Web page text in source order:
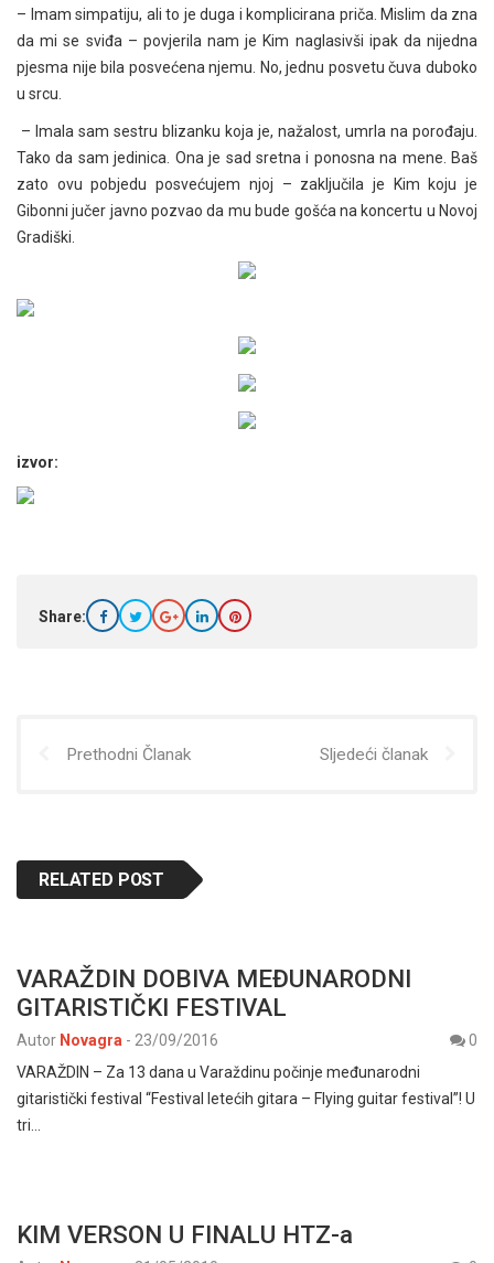
– Imam simpatiju, ali to je duga i komplicirana priča. Mislim da zna
da mi se sviđa – povjerila nam je Kim naglasivši ipak da nijedna
pjesma nije bila posvećena njemu. No, jednu posvetu čuva duboko
u srcu.
– Imala sam sestru blizanku koja je, nažalost, umrla na porođaju.
Tako da sam jedinica. Ona je sad sretna i ponosna na mene. Baš
zato ovu pobjedu posvećujem njoj – zaključila je Kim koju je
Gibonni jučer javno pozvao da mu bude gošća na koncertu u Novoj
Gradiški.
izvor:
Share:
Prethodni Članak Sljedeći članak
RELATED POST
VARAŽDIN DOBIVA MEĐUNARODNI
GITARISTIČKI FESTIVAL
Autor Novagra - 23/09/2016
0
VARAŽDIN – Za 13 dana u Varaždinu počinje međunarodni
gitaristički festival “Festival letećih gitara – Flying guitar festival”! U
tri…
KIM VERSON U FINALU HTZ-a